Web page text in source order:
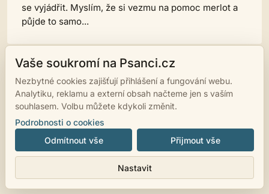
se vyjádřit. Myslím, že si vezmu na pomoc merlot a
půjde to samo...
© 2007 - 2026psanci.cz•Nastavení cookies •Facebook• Programming
byLUKiO
Vaše soukromí na Psanci.cz
Nezbytné cookies zajišťují přihlášení a fungování webu.
Analytiku, reklamu a externí obsah načteme jen s vaším
souhlasem. Volbu můžete kdykoli změnit.
Podrobnosti o cookies
Odmítnout vše
Nastavit
Přijmout vše